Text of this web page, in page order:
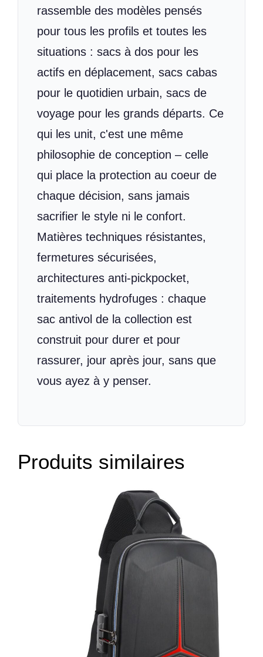
rassemble des modèles pensés
pour tous les profils et toutes les
situations : sacs à dos pour les
actifs en déplacement, sacs cabas
pour le quotidien urbain, sacs de
voyage pour les grands départs. Ce
qui les unit, c'est une même
philosophie de conception – celle
qui place la protection au coeur de
chaque décision, sans jamais
sacrifier le style ni le confort.
Matières techniques résistantes,
fermetures sécurisées,
architectures anti-pickpocket,
traitements hydrofuges : chaque
sac antivol de la collection est
construit pour durer et pour
rassurer, jour après jour, sans que
vous ayez à y penser.
Produits similaires